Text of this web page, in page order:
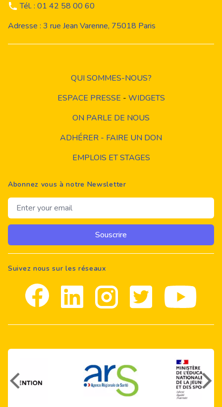
Tél. : 01 42 58 00 60
Adresse : 3 rue Jean Varenne, 75018 Paris
QUI SOMMES-NOUS?
ESPACE PRESSE - WIDGETS
ON PARLE DE NOUS
ADHÉRER - FAIRE UN DON
EMPLOIS ET STAGES
Abonnez vous à notre Newsletter
Email address
Souscrire
Suivez nous sur les réseaux
Facebook Linkedin Instagram Twitter youtube